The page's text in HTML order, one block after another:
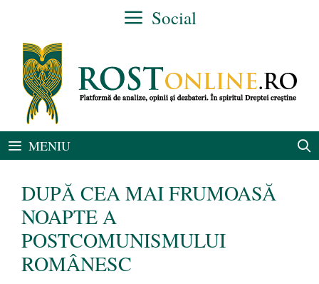
conținut
Social
MENIU
DUPĂ CEA MAI FRUMOASĂ
NOAPTE A
POSTCOMUNISMULUI
ROMÂNESC